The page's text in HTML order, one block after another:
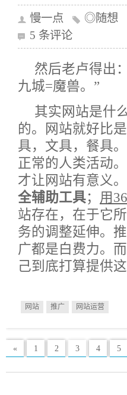
慢一点 ◎随想
5 条评论
然后老卢得出
九城=魔兽。”
其实网站是什
的。网站就好比
具，文具，餐具
正常的人类活动
才让网站有意义
全辅助工具； 用
站存在，在于它
务的调整延伸。
广都是白费力。
己到底打算提供
网站 推广 网站运营
« 1 2 3 4 5